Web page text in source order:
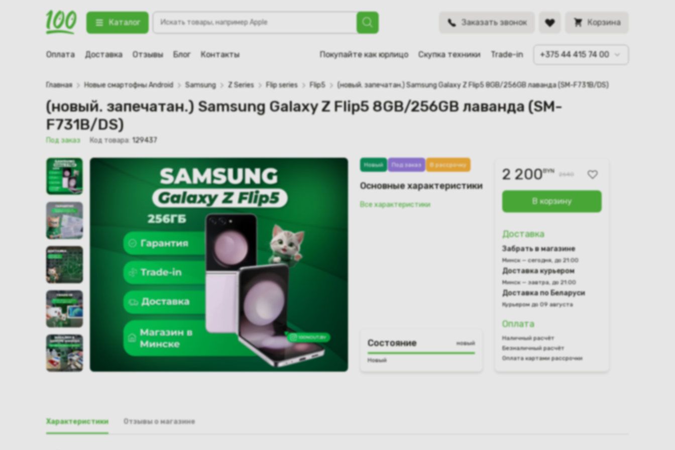
Каталог
товаров
Заказать звонок Корзина
Оплата Доставка Отзывы Блог Контакты Покупайте как юрлицо Скупка техники Trade-in +375 44 415 74 00
(новый. запечатан.) Samsung Galaxy Z Flip5 8GB/256GB лаванда (SM-F731B/DS)
123 Под заказ
Главная Новые смартофны Android Samsung Z Series Flip series Flip5 (новый. запечатан.) Samsung Galaxy Z Flip5 8GB/256GB лаванда (SM-F731B/DS)
(новый. запечатан.) Samsung Galaxy Z Flip5 8GB/256GB лаванда (SM-
F731B/DS)
Под заказ Код товара: 129437
Новый Под заказ В рассрочку
Основные характеристики
Все характеристики
Состояние новый
Новый
2 200BYN 2640
В корзину
Доставка
Забрать в магазине
Минск — сегодня, до 21:00
Доставка курьером
Минск — завтра, до 21:00
Доставка по Беларуси
Курьером до 09 августа
Оплата
Наличный расчёт
Безналичный расчёт
Оплата картами рассрочки
Характеристики Отзывы о магазине